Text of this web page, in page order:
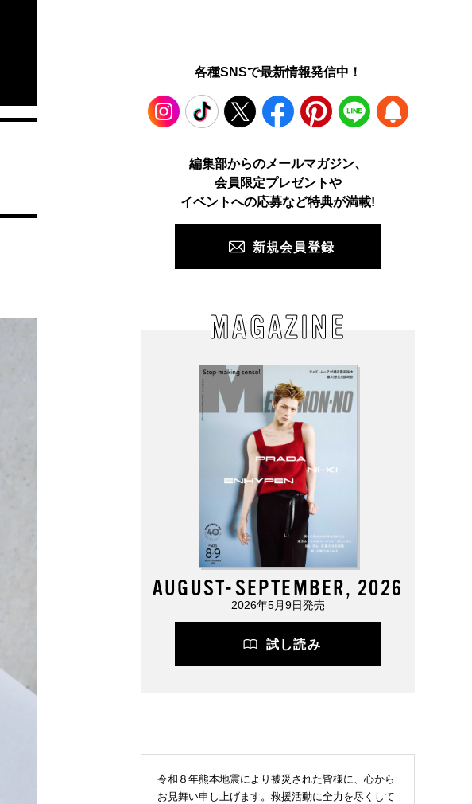
各種SNSで最新情報発信中！
TikTok Facebook Pinterest LINE
編集部からのメールマガジン、
会員限定プレゼントや
イベントへの応募など特典が満載!
新規会員登録
MAGAZINE
AUGUST-SEPTEMBER, 2026
2026年5月9日発売
試し読み
令和８年熊本地震により被災された皆様に、心から
お見舞い申し上げます。救援活動に全力を尽くして